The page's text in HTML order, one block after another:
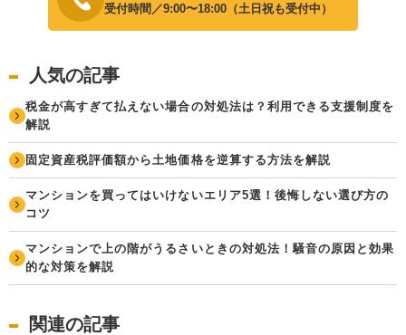
受付時間／9:00〜18:00（土日祝も受付中）
人気の記事
税金が高すぎて払えない場合の対処法は？利用できる支援制度を
解説
固定資産税評価額から土地価格を逆算する方法を解説
マンションを買ってはいけないエリア5選！後悔しない選び方の
コツ
マンションで上の階がうるさいときの対処法！騒音の原因と効果
的な対策を解説
関連の記事